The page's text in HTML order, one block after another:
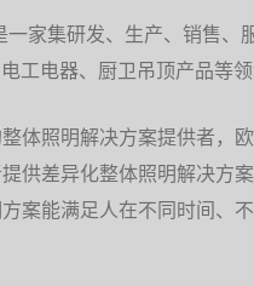
家集研发、生产、销售、
工电器、厨卫吊顶产品等
体照明解决方案提供者，
供差异化整体照明解决方
案能满足人在不同时间、